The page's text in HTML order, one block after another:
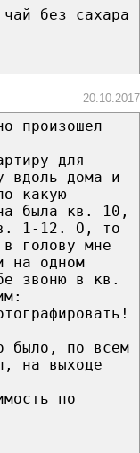
без сахара
20.10.2017
произошел
для
вдоль дома и
какую
была кв. 10,
1-12. О, то
голову мне
на одном
звоню в кв.
было, по всем
на выходе
по